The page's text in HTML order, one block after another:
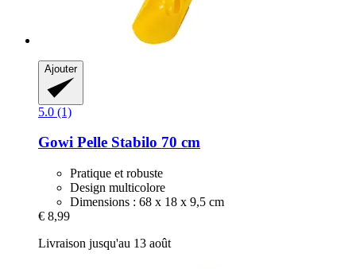
Ajouter
5.0 (1)
Gowi Pelle Stabilo 70 cm
Pratique et robuste
Design multicolore
Dimensions : 68 x 18 x 9,5 cm
€ 8,99
Livraison jusqu'au 13 août